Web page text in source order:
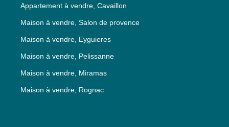
Appartement à vendre, Cavaillon
Maison à vendre, Salon de provence
Maison à vendre, Eyguieres
Maison à vendre, Pelissanne
Maison à vendre, Miramas
Maison à vendre, Rognac